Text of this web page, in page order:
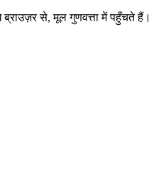
से, मूल गुणवत्ता में पहुँचते हैं।